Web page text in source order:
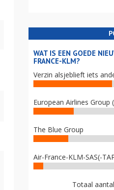
WAT IS EEN GOEDE
FRANCE-KLM?
Verzin alsjeblieft iets
European Airlines Group
The Blue Group
Air-France-KLM-SAS(-
Totaal